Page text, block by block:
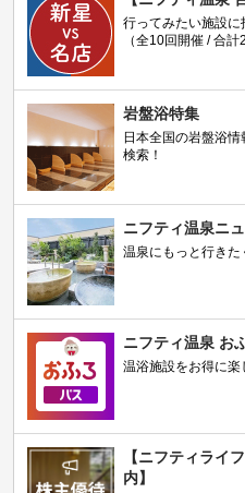
行ってみたい施設に
（全10回開催 / 合計
岩盤浴特集
日本全国の岩盤浴
検索！
ニフティ温泉ニ
温泉にもっと行き
ニフティ温泉 お
温浴施設をお得に
【ニフティライ
内】